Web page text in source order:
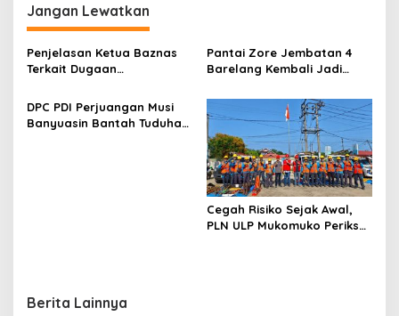
a
s
i
o
Jangan Lewatkan
Penjelasan Ketua Baznas
Terkait Dugaan
Kabupaten Lahat Itu Tidak
Benar
Pantai Zore Jembatan 4
Barelang Kembali Jadi
Jalur Keluar Masuk Barang
Tanpa Dokumen
Kepabeanan, Nama
Berinisial WL Disebut, Bea
Cukai Diminta Mengungkap
Dugaan Aktivitas di
Kawasan Pesisir
DPC PDI Perjuangan Musi
Banyuasin Bantah Tuduhan
Cegah Risiko Sejak Awal,
PLN ULP Mukomuko Periksa
Berita Lainnya